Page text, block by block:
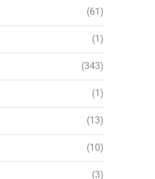
(61)
(1)
(343)
(1)
(13)
(10)
(3)